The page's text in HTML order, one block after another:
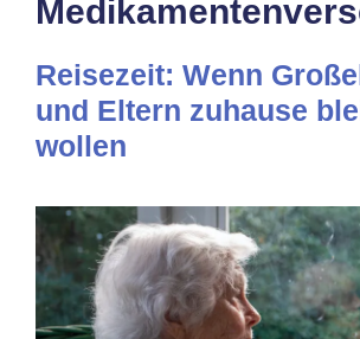
Reisezeit: Wenn
und Eltern zuhause
wollen